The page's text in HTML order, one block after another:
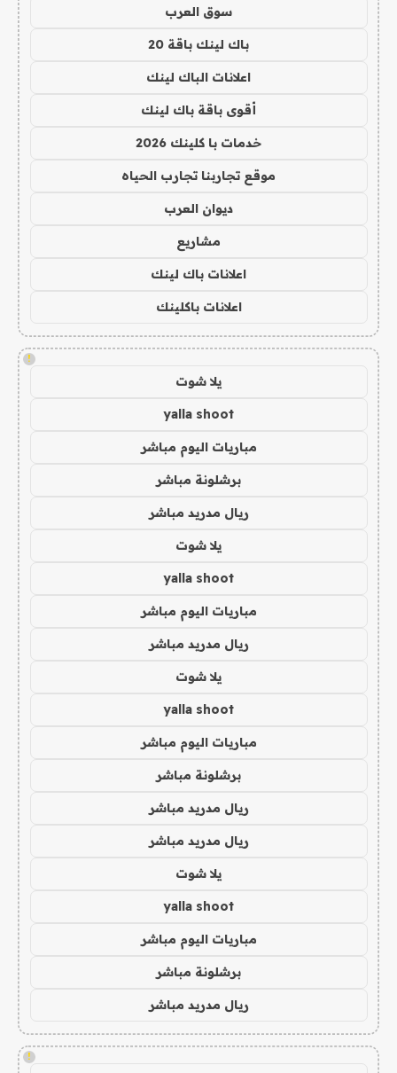
سوق العرب
باك لينك باقة 20
اعلانات الباك لينك
أقوى باقة باك لينك
خدمات با كلينك 2026
موقع تجاربنا تجارب الحياه
ديوان العرب
مشاريع
اعلانات باك لينك
اعلانات باكلينك
!
يلا شوت
yalla shoot
مباريات اليوم مباشر
برشلونة مباشر
ريال مدريد مباشر
يلا شوت
yalla shoot
مباريات اليوم مباشر
ريال مدريد مباشر
يلا شوت
yalla shoot
مباريات اليوم مباشر
برشلونة مباشر
ريال مدريد مباشر
ريال مدريد مباشر
يلا شوت
yalla shoot
مباريات اليوم مباشر
برشلونة مباشر
ريال مدريد مباشر
!